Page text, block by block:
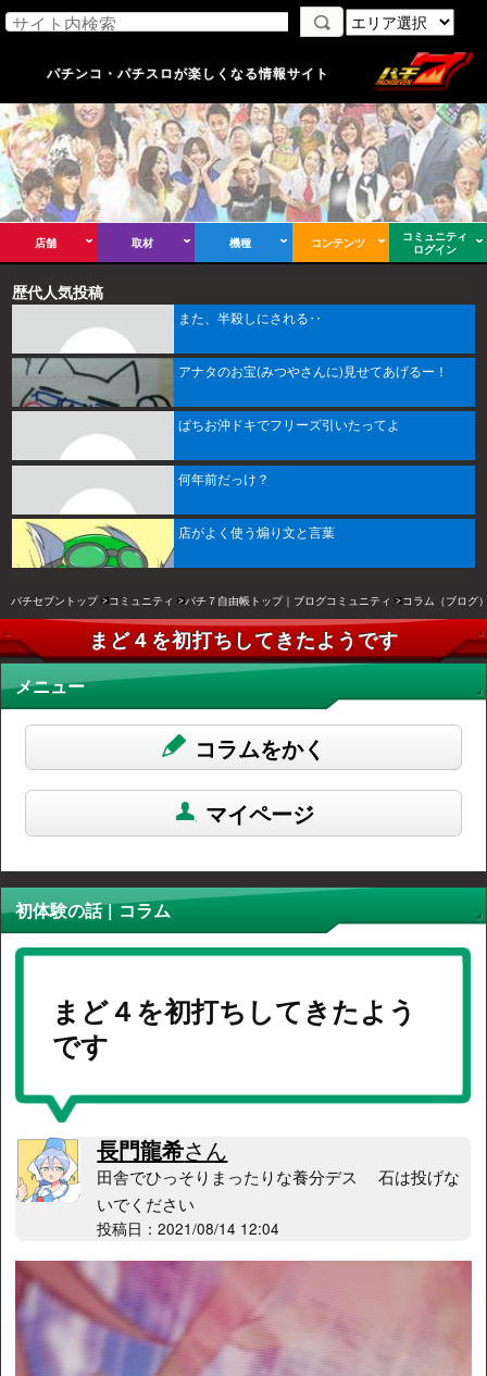
パチンコ・パチスロが楽しくなる情報サイト
店舗 取材 機種 コンテンツ
コミュニティ
ログイン
歴代人気投稿
また、半殺しにされる‥
アナタのお宝(みつやさんに)見せてあげるー！
ぱちお沖ドキでフリーズ引いたってよ
何年前だっけ？
店がよく使う煽り文と言葉
パチセブントップ コミュニティ パチ７自由帳トップ｜ブログコミュニティ コラム（ブログ
まど４を初打ちしてきたようです
メニュー
コラムをかく
マイページ
初体験の話 | コラム
まど４を初打ちしてきたよう
です
長門龍希さん
田舎でひっそりまったりな養分デス 石は投げな
いでください
投稿日：2021/08/14 12:04